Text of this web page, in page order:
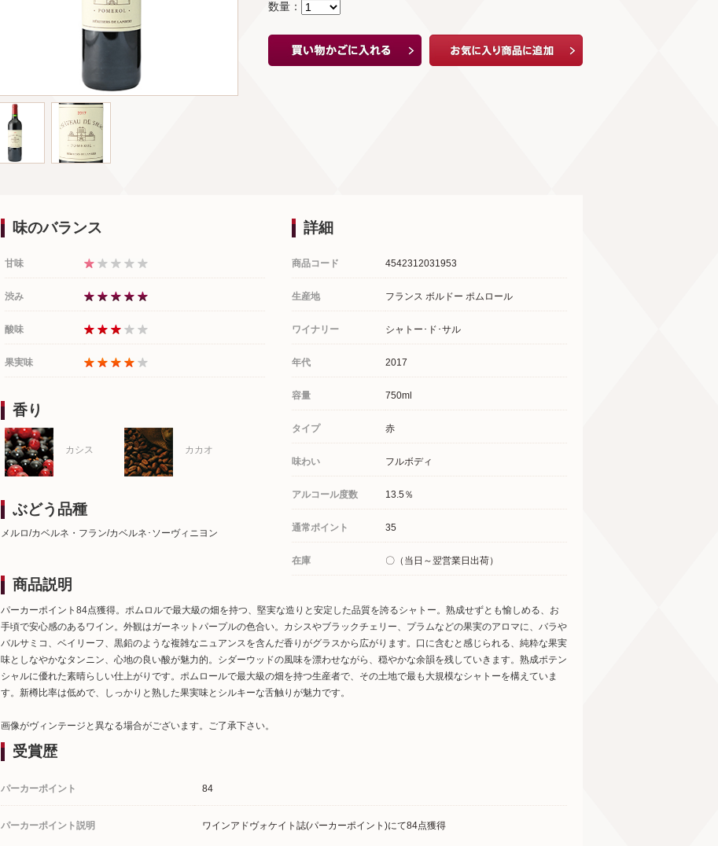
数量：
詳細
商品コード 4542312031953
生産地 フランス ボルドー ポムロール
ワイナリー シャトー･ド･サル
年代 2017
容量 750ml
タイプ 赤
味わい フルボディ
アルコール度数 13.5％
通常ポイント 35
在庫 〇（当日～翌営業日出荷）
味のバランス
甘味
渋み
酸味
果実味
香り
カシス カカオ
ぶどう品種
メルロ/カベルネ・フラン/カベルネ･ソーヴィニヨン
商品説明
パーカーポイント84点獲得。ポムロルで最大級の畑を持つ、堅実な造りと安定した品質を誇るシャトー。熟成せずとも愉しめる、お
手頃で安心感のあるワイン。外観はガーネットパープルの色合い。カシスやブラックチェリー、プラムなどの果実のアロマに、バラや
バルサミコ、ベイリーフ、黒鉛のような複雑なニュアンスを含んだ香りがグラスから広がります。口に含むと感じられる、純粋な果実
味としなやかなタンニン、心地の良い酸が魅力的。シダーウッドの風味を漂わせながら、穏やかな余韻を残していきます。熟成ポテン
シャルに優れた素晴らしい仕上がりです。ポムロールで最大級の畑を持つ生産者で、その土地で最も大規模なシャトーを構えていま
す。新樽比率は低めで、しっかりと熟した果実味とシルキーな舌触りが魅力です。
画像がヴィンテージと異なる場合がございます。ご了承下さい。
受賞歴
パーカーポイント 84
パーカーポイント説明 ワインアドヴォケイト誌(パーカーポイント)にて84点獲得